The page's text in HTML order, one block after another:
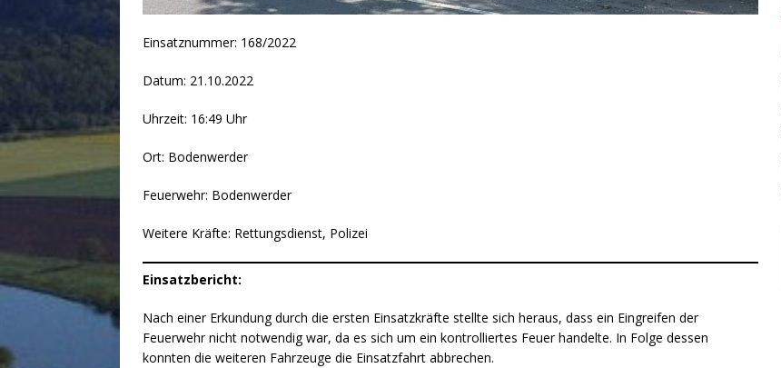
Einsatznummer: 168/2022
Datum: 21.10.2022
Uhrzeit: 16:49 Uhr
Ort: Bodenwerder
Feuerwehr: Bodenwerder
Weitere Kräfte: Rettungsdienst, Polizei
Einsatzbericht:
Nach einer Erkundung durch die ersten Einsatzkräfte stellte sich heraus, dass ein Eingreifen der
Feuerwehr nicht notwendig war, da es sich um ein kontrolliertes Feuer handelte. In Folge dessen
konnten die weiteren Fahrzeuge die Einsatzfahrt abbrechen.